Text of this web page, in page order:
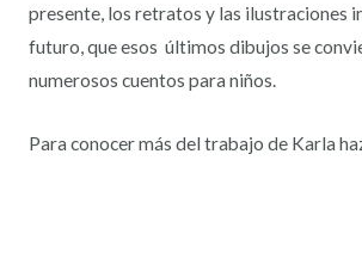
presente, los retratos y las ilustraciones
futuro, que esos últimos dibujos se
numerosos cuentos para niños.
Para conocer más del trabajo de Karla